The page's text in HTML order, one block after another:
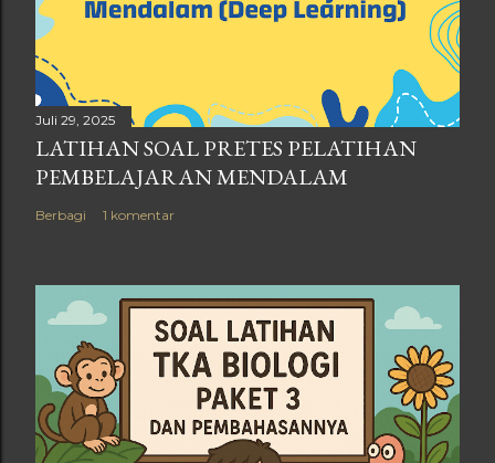
Juli 29, 2025
LATIHAN SOAL PRETES PELATIHAN
PEMBELAJARAN MENDALAM
Berbagi 1 komentar